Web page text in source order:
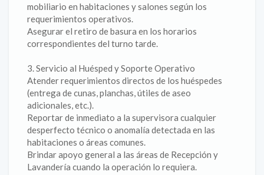
mobiliario en habitaciones y salones según los
requerimientos operativos.
Asegurar el retiro de basura en los horarios
correspondientes del turno tarde.
3. Servicio al Huésped y Soporte Operativo
Atender requerimientos directos de los huéspedes
(entrega de cunas, planchas, útiles de aseo
adicionales, etc.).
Reportar de inmediato a la supervisora cualquier
desperfecto técnico o anomalía detectada en las
habitaciones o áreas comunes.
Brindar apoyo general a las áreas de Recepción y
Lavandería cuando la operación lo requiera.